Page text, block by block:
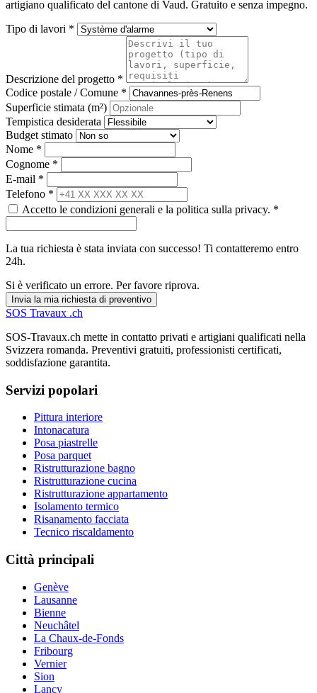
artigiano qualificato del cantone di Vaud. Gratuito e senza impegno.
Tipo di lavori *
Descrizione del progetto *
Codice postale / Comune *
Superficie stimata (m²)
Tempistica desiderata
Budget stimato
Nome *
Cognome *
E-mail *
Telefono *
Accetto le condizioni generali e la politica sulla privacy. *
La tua richiesta è stata inviata con successo! Ti contatteremo entro
24h.
Si è verificato un errore. Per favore riprova.
Invia la mia richiesta di preventivo
SOS Travaux .ch
SOS-Travaux.ch mette in contatto privati e artigiani qualificati nella
Svizzera romanda. Preventivi gratuiti, professionisti certificati,
soddisfazione garantita.
Servizi popolari
Pittura interiore
Intonacatura
Posa piastrelle
Posa parquet
Ristrutturazione bagno
Ristrutturazione cucina
Ristrutturazione appartamento
Isolamento termico
Risanamento facciata
Tecnico riscaldamento
Città principali
Genève
Lausanne
Bienne
Neuchâtel
La Chaux-de-Fonds
Fribourg
Vernier
Sion
Lancy